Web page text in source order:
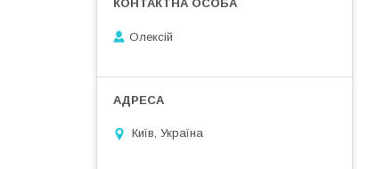
Олексій
Київ, Україна